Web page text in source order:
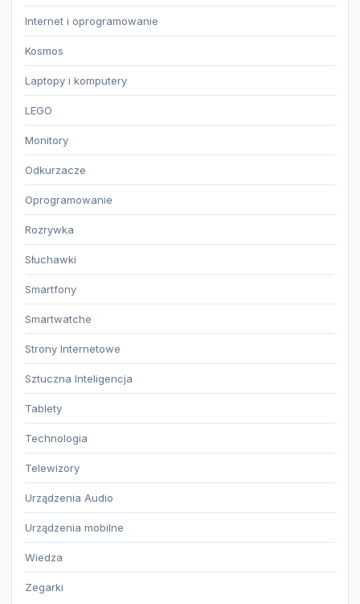
Internet i oprogramowanie
Kosmos
Laptopy i komputery
LEGO
Monitory
Odkurzacze
Oprogramowanie
Rozrywka
Słuchawki
Smartfony
Smartwatche
Strony Internetowe
Sztuczna Inteligencja
Tablety
Technologia
Telewizory
Urządzenia Audio
Urządzenia mobilne
Wiedza
Zegarki